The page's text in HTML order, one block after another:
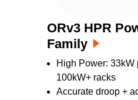
ORv3 HPR
Family
High Power: 33kW
100kW+ racks
Accurate droop +